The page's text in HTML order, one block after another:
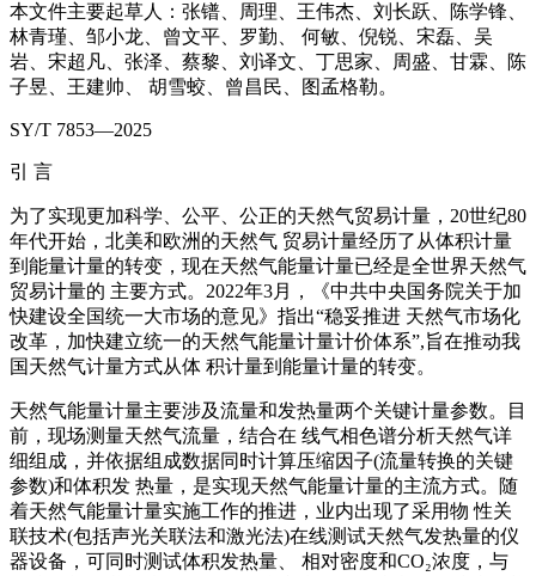
本文件主要起草人：张镨、周理、王伟杰、刘长跃、陈学锋、
林青瑾、邹小龙、曾文平、罗勤、 何敏、倪锐、宋磊、吴
岩、宋超凡、张泽、蔡黎、刘译文、丁思家、周盛、甘霖、陈
子昱、王建帅、 胡雪蛟、曾昌民、图孟格勒。
SY/T 7853—2025
引 言
为了实现更加科学、公平、公正的天然气贸易计量，20世纪80
年代开始，北美和欧洲的天然气 贸易计量经历了从体积计量
到能量计量的转变，现在天然气能量计量已经是全世界天然气
贸易计量的 主要方式。2022年3月，《中共中央国务院关于加
快建设全国统一大市场的意见》指出“稳妥推进 天然气市场化
改革，加快建立统一的天然气能量计量计价体系”,旨在推动我
国天然气计量方式从体 积计量到能量计量的转变。
天然气能量计量主要涉及流量和发热量两个关键计量参数。目
前，现场测量天然气流量，结合在 线气相色谱分析天然气详
细组成，并依据组成数据同时计算压缩因子(流量转换的关键
参数)和体积发 热量，是实现天然气能量计量的主流方式。随
着天然气能量计量实施工作的推进，业内出现了采用物 性关
联技术(包括声光关联法和激光法)在线测试天然气发热量的仪
器设备，可同时测试体积发热量、 相对密度和CO₂浓度，与